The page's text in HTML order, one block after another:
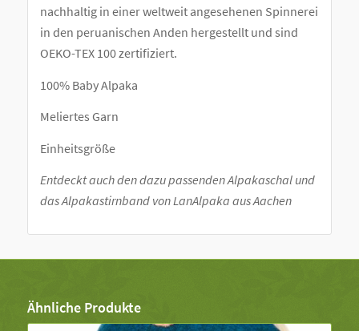
nachhaltig in einer weltweit angesehenen Spinnerei
in den peruanischen Anden hergestellt und sind
OEKO-TEX 100 zertifiziert.
100% Baby Alpaka
Meliertes Garn
Einheitsgröße
Entdeckt auch den dazu passenden Alpakaschal und
das Alpakastirnband von LanAlpaka aus Aachen
Ähnliche Produkte